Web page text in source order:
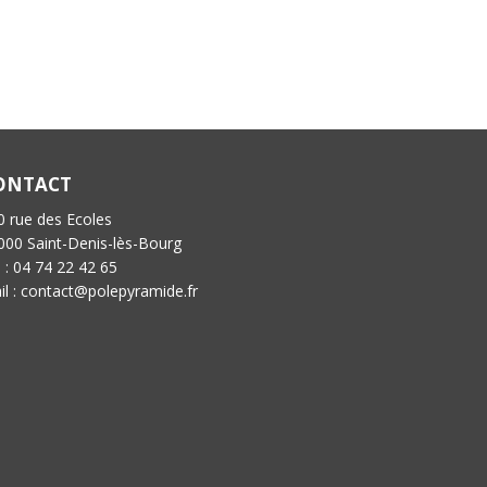
rue des Ecoles
Saint-Denis-lès-Bourg
: 04 74 22 42 65
: contact@polepyramide.fr